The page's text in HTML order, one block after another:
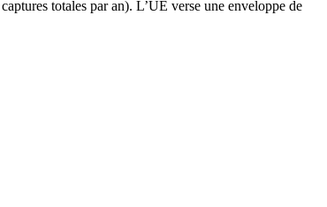
totales par an). L’UE verse une enveloppe de